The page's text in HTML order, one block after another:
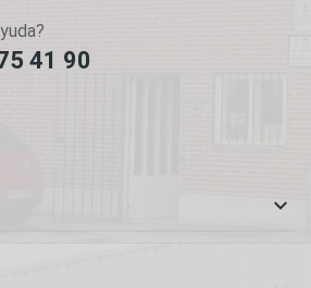
41 90
